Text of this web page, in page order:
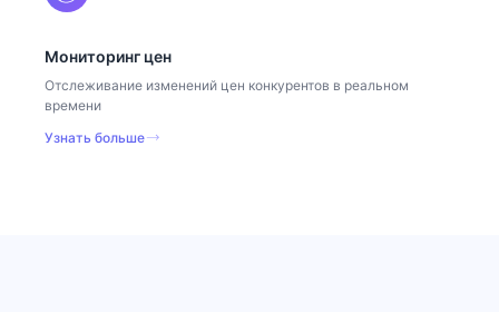
Мониторинг цен
Отслеживание изменений цен конкурентов в реальном
времени
Узнать больше